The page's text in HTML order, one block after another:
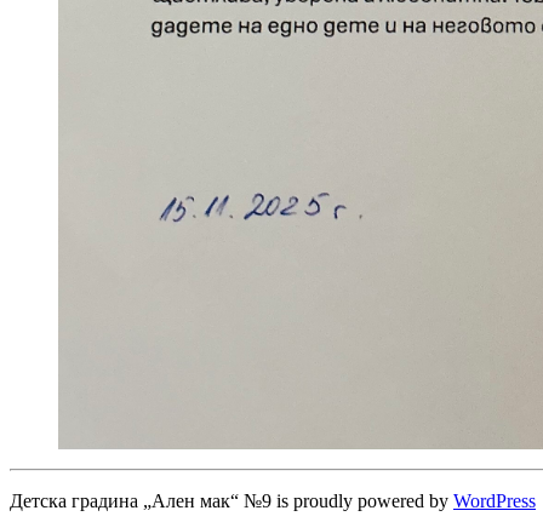
Детска градина „Ален мак“ №9 is proudly powered by WordPress